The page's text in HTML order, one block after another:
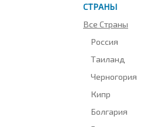
СТРАНЫ
Все Страны
Россия
Таиланд
Черногория
Кипр
Болгария